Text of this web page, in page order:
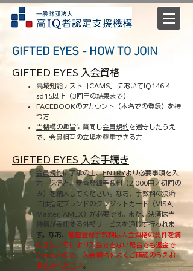
GIFTED EYES - HOW TO JOIN
GIFTED EYES 入会資格
高域知能テスト「CAMS」においてIQ146.4
sd15以上（3回目の結果まで）
FACEBOOKのアカウント（本名での登録）を持
つ方
当機構の趣旨に賛同し会員規約を遵守したうえ
で、会員相互の立場を尊重できる方
GIFTED EYES 入会手続き
会員規約に了承の上、ENTRYより必要事項を入
力・送信と、審査登録手数料（2,000円／初回の
み）を納入してください。なお、手数料の決済
には指定ブランドのクレジットカード（VISA,
Master, AMEX）が必要です。また、決済は当
機構が委託する外部サービスを通じて行われま
す。 なお、 審査登録手数料は入会資格の要件を満
たさない等により入会できない場合でも返金で
きませんので、入会資格をよくご確認のうえお
申込みください 。